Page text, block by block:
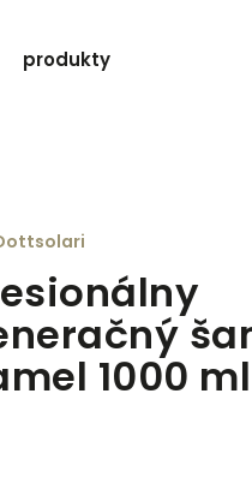
produkty ROLLAND
1000 ml